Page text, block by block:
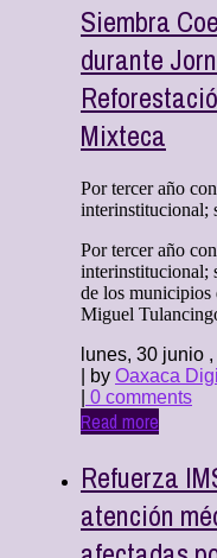
Siembra
durante
Mixteca
Por tercer año
interinstitucional;
Por tercer año
interinstitucional;
de los municipios
Miguel
lunes, 30 junio
| by Oaxaca
0 comments
Read more
Refuerza
atención